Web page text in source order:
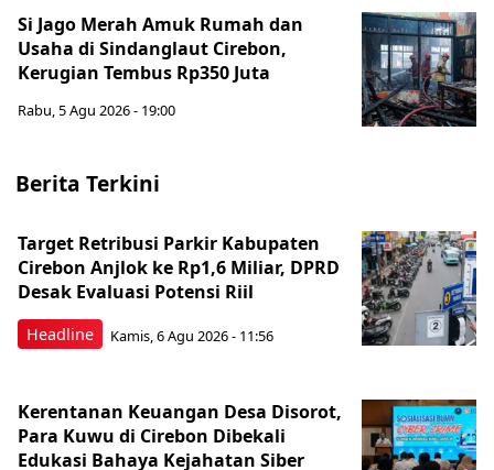
Si Jago Merah Amuk Rumah dan
Usaha di Sindanglaut Cirebon,
Kerugian Tembus Rp350 Juta
Rabu, 5 Agu 2026 - 19:00
Berita Terkini
Headline
Target Retribusi Parkir Kabupaten
Cirebon Anjlok ke Rp1,6 Miliar, DPRD
Desak Evaluasi Potensi Riil
Kamis, 6 Agu 2026 - 11:56
Kerentanan Keuangan Desa Disorot,
Para Kuwu di Cirebon Dibekali
Edukasi Bahaya Kejahatan Siber